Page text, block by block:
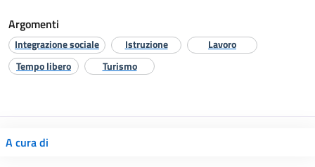
Argomenti
Integrazione sociale Istruzione
Lavoro
Tempo libero
Turismo
A cura di